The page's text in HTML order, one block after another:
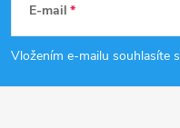
p
a
E-mail
Vložením e-mailu souhlasíte s